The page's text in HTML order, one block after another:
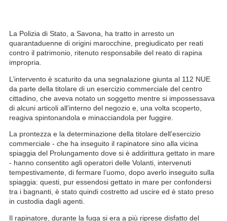
La Polizia di Stato, a Savona, ha tratto in arresto un
quarantaduenne di origini marocchine, pregiudicato per reati
contro il patrimonio, ritenuto responsabile del reato di rapina
impropria.
L’intervento è scaturito da una segnalazione giunta al 112 NUE
da parte della titolare di un esercizio commerciale del centro
cittadino, che aveva notato un soggetto mentre si impossessava
di alcuni articoli all’interno del negozio e, una volta scoperto,
reagiva spintonandola e minacciandola per fuggire.
La prontezza e la determinazione della titolare dell’esercizio
commerciale - che ha inseguito il rapinatore sino alla vicina
spiaggia del Prolungamento dove si è addirittura gettato in mare
- hanno consentito agli operatori delle Volanti, intervenuti
tempestivamente, di fermare l’uomo, dopo averlo inseguito sulla
spiaggia: questi, pur essendosi gettato in mare per confondersi
tra i bagnanti, è stato quindi costretto ad uscire ed è stato preso
in custodia dagli agenti.
Il rapinatore, durante la fuga si era a più riprese disfatto del